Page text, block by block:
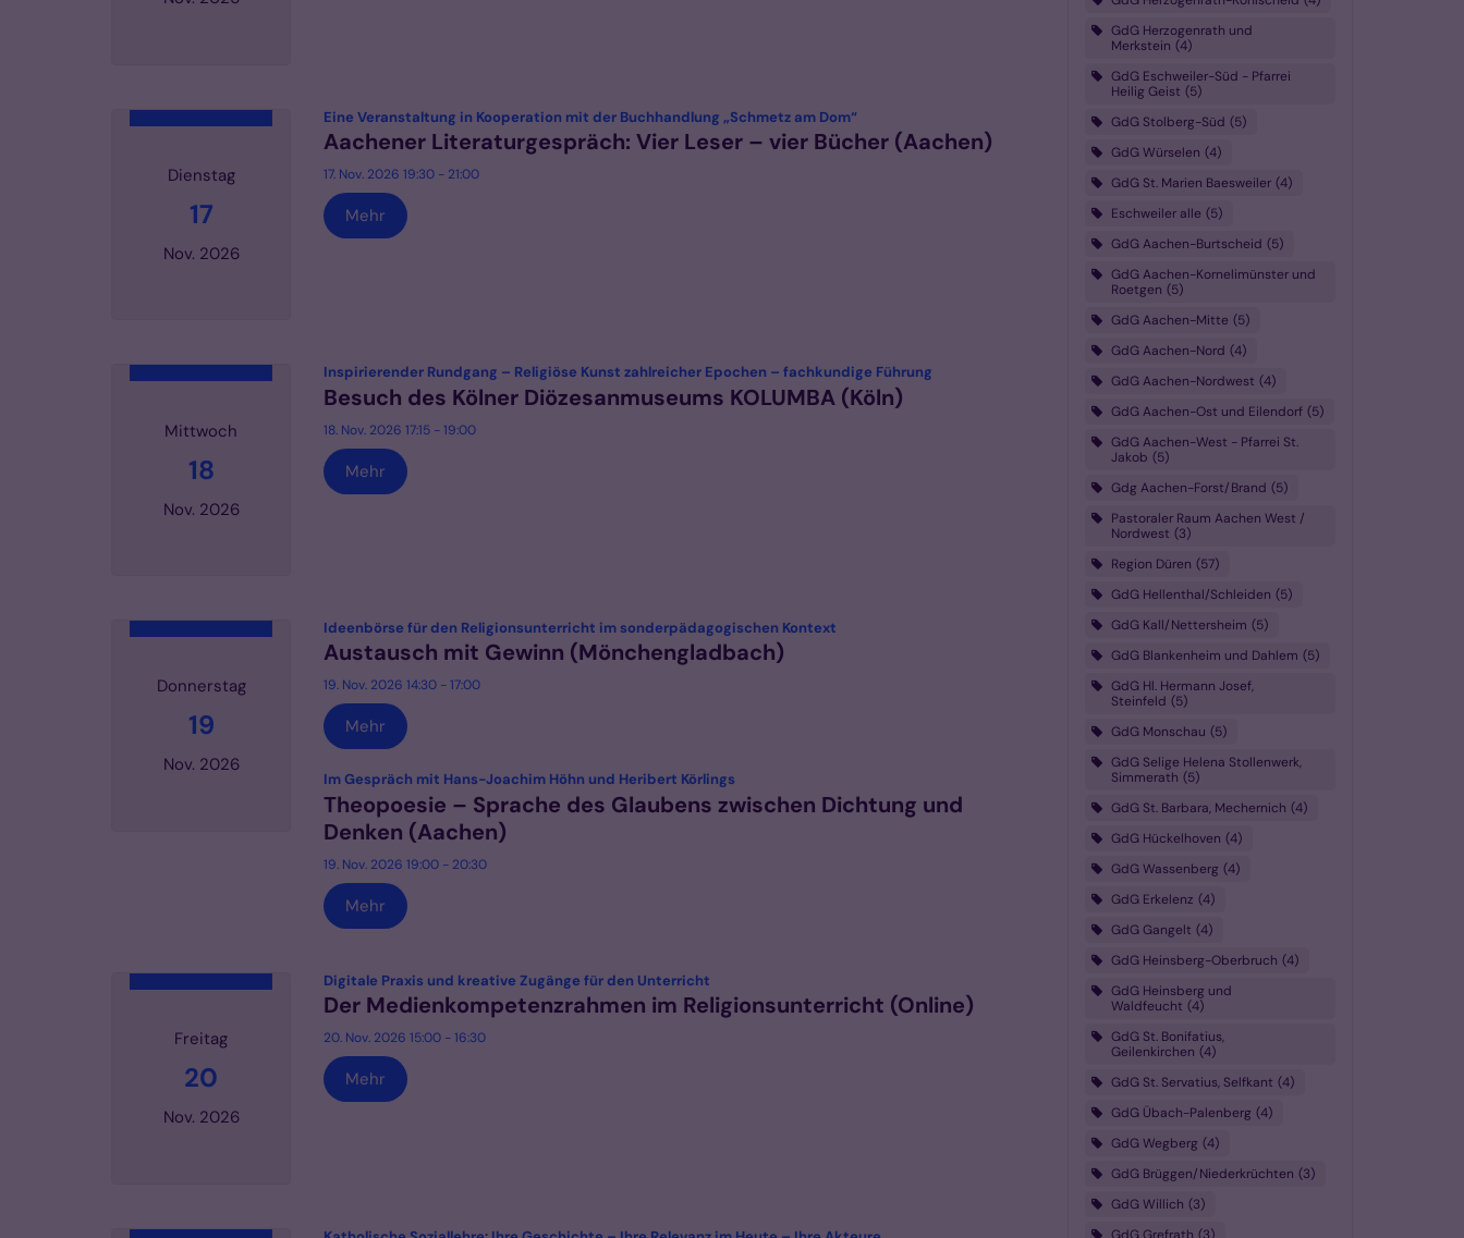
Dienstag
17
Nov. 2026
Eine Veranstaltung in Kooperation mit der Buchhandlung „Schmetz am Dom“:
Aachener Literaturgespräch: Vier Leser – vier Bücher (Aachen)
17. Nov. 2026 19:30 - 21:00
Mehr
Mittwoch
18
Nov. 2026
Inspirierender Rundgang – Religiöse Kunst zahlreicher Epochen – fachkundige Führung
Besuch des Kölner Diözesanmuseums KOLUMBA (Köln)
18. Nov. 2026 17:15 - 19:00
Mehr
Donnerstag
19
Nov. 2026
Ideenbörse für den Religionsunterricht im sonderpädagogischen Kontext
Austausch mit Gewinn (Mönchengladbach)
19. Nov. 2026 14:30 - 17:00
Mehr
Im Gespräch mit Hans-Joachim Höhn und Heribert Körlings
Theopoesie – Sprache des Glaubens zwischen Dichtung und
Denken (Aachen)
19. Nov. 2026 19:00 - 20:30
Mehr
Freitag
20
Nov. 2026
Digitale Praxis und kreative Zugänge für den Unterricht
Der Medienkompetenzrahmen im Religionsunterricht (Online)
20. Nov. 2026 15:00 - 16:30
Mehr
GdG Herzogenrath und
Merkstein 4
GdG Eschweiler-Süd - Pfarrei
Heilig Geist 5
GdG Stolberg-Süd 5
GdG Würselen 4
GdG St. Marien Baesweiler 4
Eschweiler alle 5
GdG Aachen-Burtscheid 5
GdG Aachen-Kornelimünster und
Roetgen 5
GdG Aachen-Mitte 5
GdG Aachen-Nord 4
GdG Aachen-Nordwest 4
GdG Aachen-Ost und Eilendorf 5
GdG Aachen-West - Pfarrei St.
Jakob 5
Gdg Aachen-Forst/Brand 5
Pastoraler Raum Aachen West /
Nordwest 3
Region Düren 57
GdG Hellenthal/Schleiden 5
GdG Kall/Nettersheim 5
GdG Blankenheim und Dahlem 5
GdG Hl. Hermann Josef,
Steinfeld 5
GdG Monschau 5
GdG Selige Helena Stollenwerk,
Simmerath 5
GdG St. Barbara, Mechernich 4
GdG Hückelhoven 4
GdG Wassenberg 4
GdG Erkelenz 4
GdG Gangelt 4
GdG Heinsberg-Oberbruch 4
GdG Heinsberg und
Waldfeucht 4
GdG St. Bonifatius,
Geilenkirchen 4
GdG St. Servatius, Selfkant 4
GdG Übach-Palenberg 4
GdG Wegberg 4
GdG Brüggen/Niederkrüchten 3
GdG Willich 3